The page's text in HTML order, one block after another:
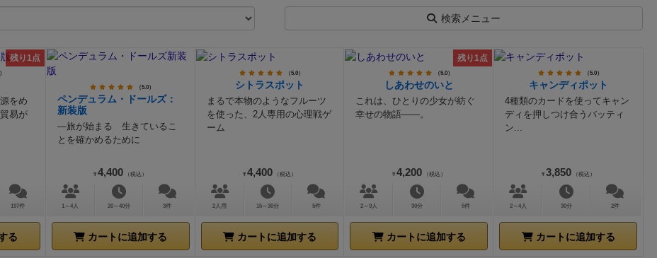
検索メニュー
残り1点
をめ
易が
197件
る
（5.0）
ペンデュラム・ドールズ：
新装版
―旅が始まる 生きているこ
とを確かめるために
¥ 4,400 （税込）
1～4人 20～40分 3件
カートに追加する
（5.0）
シトラスポット
まるで本物のようなフルーツ
を使った、2人専用の心理戦ゲ
ーム
¥ 4,400 （税込）
2人用 15～30分 5件
カートに追加する
残り1点
（5.0）
しあわせのいと
これは、ひとりの少女が紡ぐ
幸せの物語――。
¥ 4,200 （税込）
2～9人 30分 5件
カートに追加する
（5.0）
キャンディポット
4種類のカードを使ってキャン
ディを押しつけ合うバッティ
ン...
¥ 3,850 （税込）
2～4人 30分 2件
カートに追加する